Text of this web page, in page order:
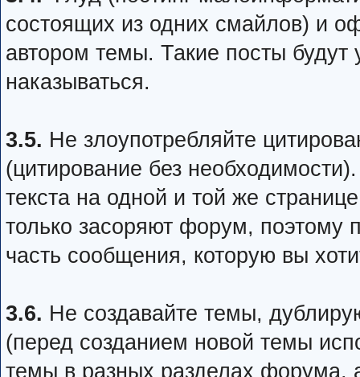
состоящих из одних смайлов) и
автором темы. Такие посты будут
наказываться.
3.5. Не злоупотребляйте
(цитирование без
текста на одной и той же
только засоряют форум, поэтому
часть сообщения, которую вы
3.6. Не создавайте темы,
(перед созданием новой темы
темы в разных разделах форума,